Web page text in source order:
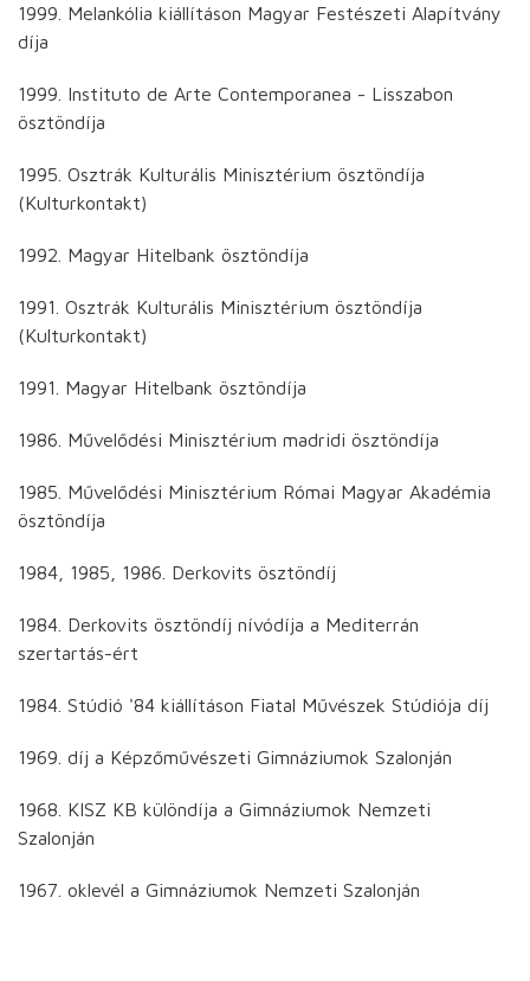
1999. Melankólia kiállításon Magyar Festészeti Alapítvány
díja
1999. Instituto de Arte Contemporanea - Lisszabon
ösztöndíja
1995. Osztrák Kulturális Minisztérium ösztöndíja
(Kulturkontakt)
1992. Magyar Hitelbank ösztöndíja
1991. Osztrák Kulturális Minisztérium ösztöndíja
(Kulturkontakt)
1991. Magyar Hitelbank ösztöndíja
1986. Művelődési Minisztérium madridi ösztöndíja
1985. Művelődési Minisztérium Római Magyar Akadémia
ösztöndíja
1984, 1985, 1986. Derkovits ösztöndíj
1984. Derkovits ösztöndíj nívódíja a Mediterrán
szertartás-ért
1984. Stúdió '84 kiállításon Fiatal Művészek Stúdiója díj
1969. díj a Képzőművészeti Gimnáziumok Szalonján
1968. KISZ KB különdíja a Gimnáziumok Nemzeti
Szalonján
1967. oklevél a Gimnáziumok Nemzeti Szalonján